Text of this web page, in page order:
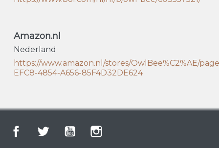
Amazon.nl
Nederland
https://www.amazon.nl/stores/OwlBee%C2%AE/
EFC8-4854-A656-85F4D32DE624
FacebookTwitter YouTube